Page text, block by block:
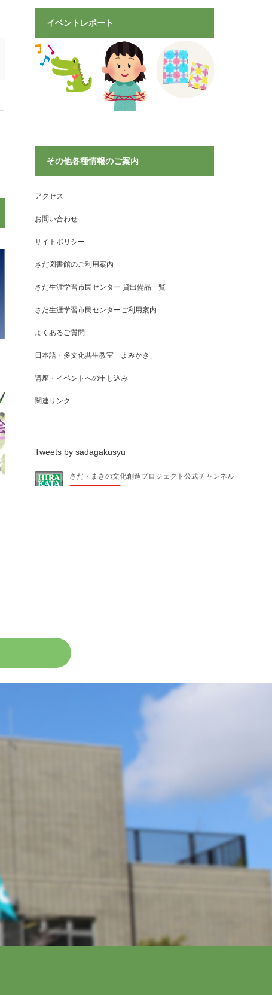
イベントレポート
その他各種情報のご案内
アクセス
お問い合わせ
サイトポリシー
さだ図書館のご利用案内
さだ生涯学習市民センター 貸出備品一覧
さだ生涯学習市民センターご利用案内
よくあるご質問
日本語・多文化共生教室「よみかき」
講座・イベントへの申し込み
関連リンク
Tweets by sadagakusyu